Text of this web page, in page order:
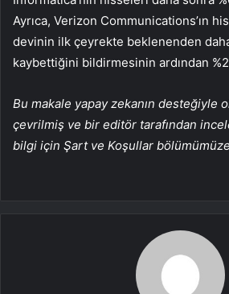
Ayrıca, Verizon Communications’ın
devinin ilk çeyrekte beklenenden
kaybettiğini bildirmesinin ardından
Bu makale yapay zekanın desteğiyle
çevrilmiş ve bir editör tarafından
bilgi için Şart ve Koşullar bölümümüze